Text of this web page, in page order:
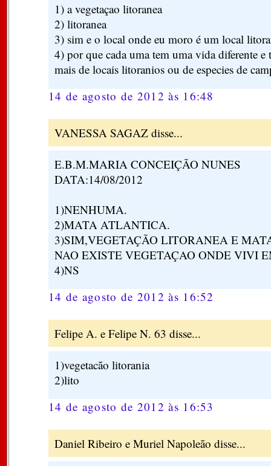
1) a vegetaçao litoranea
2) litoranea
3) sim e o local onde eu moro é um local
4) por que cada uma tem uma vida diferente e
mais de locais litoranios ou de especies de
14 de agosto de 2012 às 16:48
VANESSA SAGAZ disse...
E.B.M.MARIA CONCEIÇÃO NUNES
DATA:14/08/2012
1)NENHUMA.
2)MATA ATLANTICA.
3)SIM,VEGETAÇÃO LITORANEA E
NAO EXISTE VEGETAÇAO ONDE VIVI
4)NS
14 de agosto de 2012 às 16:52
Felipe A. e Felipe N. 63 disse...
1)vegetacão litorania
2)lito
14 de agosto de 2012 às 16:53
Daniel Ribeiro e Muriel Napoleão disse...